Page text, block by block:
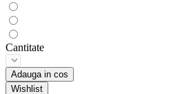
Cantitate
Adauga in cos
Wishlist